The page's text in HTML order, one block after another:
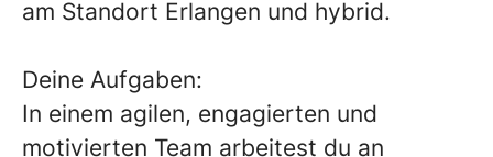
am Standort Erlangen und hybrid.
Deine Aufgaben:
In einem agilen, engagierten und
motivierten Team arbeitest du an